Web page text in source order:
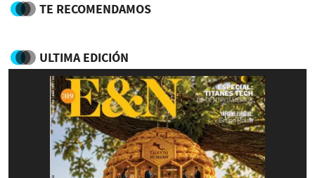
TE RECOMENDAMOS
ULTIMA EDICIÓN